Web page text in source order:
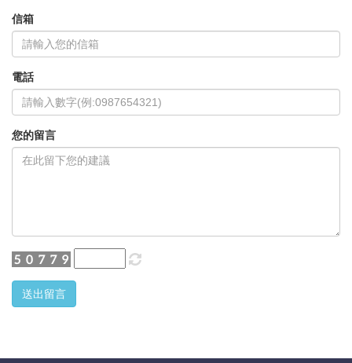
信箱
電話
您的留言
送出留言